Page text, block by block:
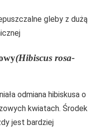
gleby z dużą
(Hibiscus rosa-
odmiana hibiskusa o
kwiatach. Środek
jest bardziej